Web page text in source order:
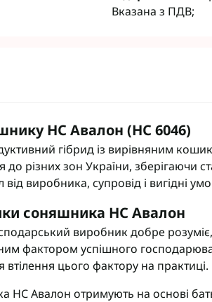
Фунгіциди Для Соняшнику
Фунгіциди Для Винограду
Фунгіциди для Рапса
Фунгіциди для Картоплі
Фунгіциди Для Овочів
Фунгіциди Для Часнику
Фунгіциди Для садів
Фунгіциди Для буряка
Контактні фунгіциди
Системні фунгіциди
Вказана з ПДВ;
НС Авалон (НС 6046)
гібрид із вирівняним
до різних зон України, зберігаючи
від виробника, супровід і вигідні
соняшника НС Авалон
виробник добре
фактором успішного
втілення цього фактору на практиці.
НС Авалон отримують на основі